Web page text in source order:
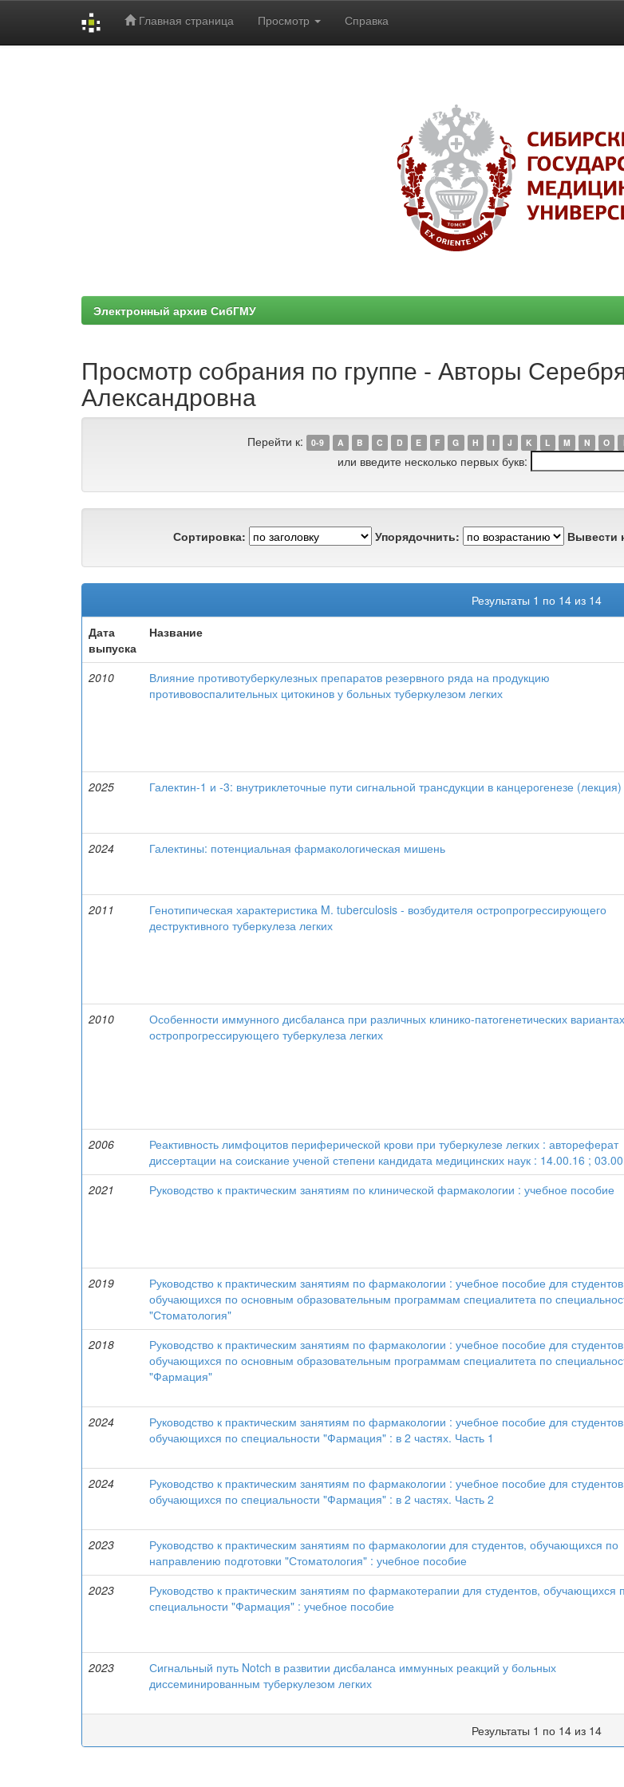
Главная страница Просмотр Справка
Электронный архив СибГМУ
Просмотр собрания по группе - Авторы
Александровна
Перейти к: 0-9 A B C D E F G H I J K L M N O
или введите несколько первых букв:
Сортировка: Упорядочнить: Вывести
Результаты 1 по 14 из 14
Дата
выпуска
Название
2010
Влияние противотуберкулезных препаратов резервного ряда на продукцию
противовоспалительных цитокинов у больных туберкулезом легких
2025
Галектин-1 и -3: внутриклеточные пути сигнальной трансдукции в канцерогенезе (лекция)
2024
Галектины: потенциальная фармакологическая мишень
2011
Генотипическая характеристика M. tuberculosis - возбудителя остропрогрессирующего
деструктивного туберкулеза легких
2010
Особенности иммунного дисбаланса при различных клинико-патогенетических вариантах
остропрогрессирующего туберкулеза легких
2006
Реактивность лимфоцитов периферической крови при туберкулезе легких : автореферат
диссертации на соискание ученой степени кандидата медицинских наук : 14.00.16 ;
2021 Руководство к практическим занятиям по клинической фармакологии : учебное пособие
2019
Руководство к практическим занятиям по фармакологии : учебное пособие для
обучающихся по основным образовательным программам специалитета по
"Стоматология"
2018
Руководство к практическим занятиям по фармакологии : учебное пособие для
обучающихся по основным образовательным программам специалитета по
"Фармация"
2024
Руководство к практическим занятиям по фармакологии : учебное пособие для
обучающихся по специальности "Фармация" : в 2 частях. Часть 1
2024
Руководство к практическим занятиям по фармакологии : учебное пособие для
обучающихся по специальности "Фармация" : в 2 частях. Часть 2
2023
Руководство к практическим занятиям по фармакологии для студентов, обучающихся по
направлению подготовки "Стоматология" : учебное пособие
2023
Руководство к практическим занятиям по фармакотерапии для студентов, обучающихся
специальности "Фармация" : учебное пособие
2023
Сигнальный путь Notch в развитии дисбаланса иммунных реакций у больных
диссеминированным туберкулезом легких
Результаты 1 по 14 из 14